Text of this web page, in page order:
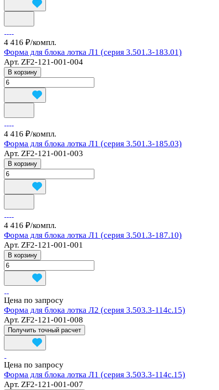
4 416 ₽/компл.
Форма для блока лотка Л1 (серия 3.501.3-183.01)
Арт. ZF2-121-001-004
В корзину
4 416 ₽/компл.
Форма для блока лотка Л1 (серия 3.501.3-185.03)
Арт. ZF2-121-001-003
В корзину
4 416 ₽/компл.
Форма для блока лотка Л1 (серия 3.501.3-187.10)
Арт. ZF2-121-001-001
В корзину
Цена по запросу
Форма для блока лотка Л2 (серия 3.503.3-114с.15)
Арт. ZF2-121-001-008
Получить точный расчет
Цена по запросу
Форма для блока лотка Л1 (серия 3.503.3-114с.15)
Арт. ZF2-121-001-007